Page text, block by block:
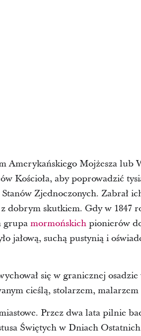
Amerykańskiego Mojżesza lub
Kościoła, aby poprowadzić
Zjednoczonych. Zabrał
dobrym skutkiem. Gdy w 1847
grupa mormońskichpionierów
jałową, suchą pustynią i
się w granicznej
cieślą, stolarzem,
Przez dwa lata pilnie
Świętych w Dniach